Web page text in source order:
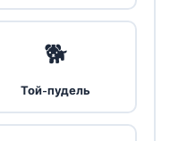
🐕
Той-пудель